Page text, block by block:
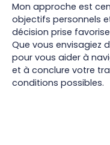
Mon approche est
objectifs personnels
décision prise
Que vous envisagiez
pour vous aider à
et à conclure votre
conditions possibles.